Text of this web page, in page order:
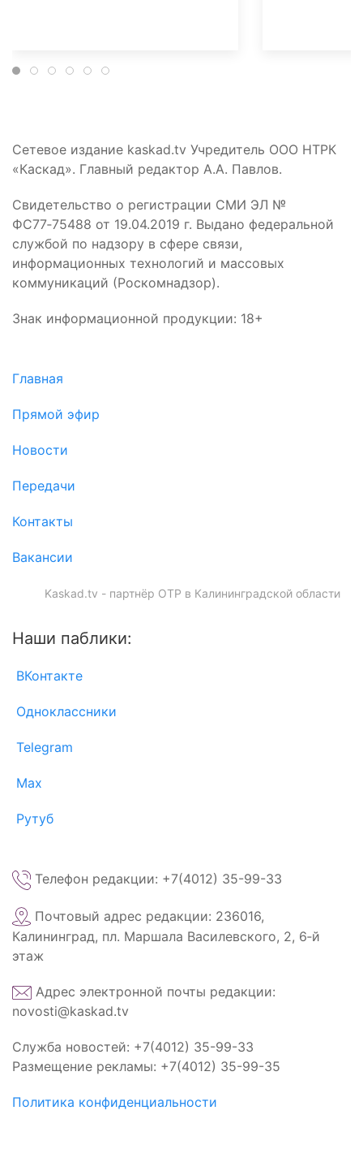
Сетевое издание kaskad.tv Учредитель ООО НТРК
«Каскад». Главный редактор А.А. Павлов.
Свидетельство о регистрации СМИ ЭЛ №
ФС77‑75488 от 19.04.2019 г. Выдано федеральной
службой по надзору в сфере связи,
информационных технологий и массовых
коммуникаций (Роскомнадзор).
Знак информационной продукции: 18+
Главная
Прямой эфир
Новости
Передачи
Контакты
Вакансии
Kaskad.tv - партнёр ОТР в Калининградской области
Наши паблики:
ВКонтакте
Одноклассники
Telegram
Max
Рутуб
Телефон редакции: +7(4012) 35-99-33
Почтовый адрес редакции: 236016,
Калининград, пл. Маршала Василевского, 2, 6‑й
этаж
Адрес электронной почты редакции:
novosti@kaskad.tv
Служба новостей: +7(4012) 35-99-33
Размещение рекламы: +7(4012) 35-99-35
Политика конфиденциальности